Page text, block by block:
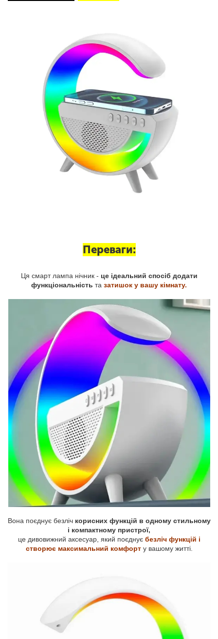
Переваги:
Ця смарт лампа нічник - це ідеальний спосіб додати
функціональність та затишок у вашу кімнату.
Вона поєднує безліч корисних функцій в одному стильному
і компактному пристрої,
це дивовижний аксесуар, який поєднує безліч функцій і
створює максимальний комфорту вашому житті.